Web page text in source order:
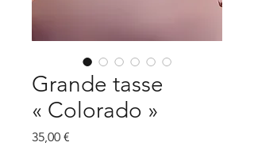
Grande tasse
« Colorado »
35,00 €